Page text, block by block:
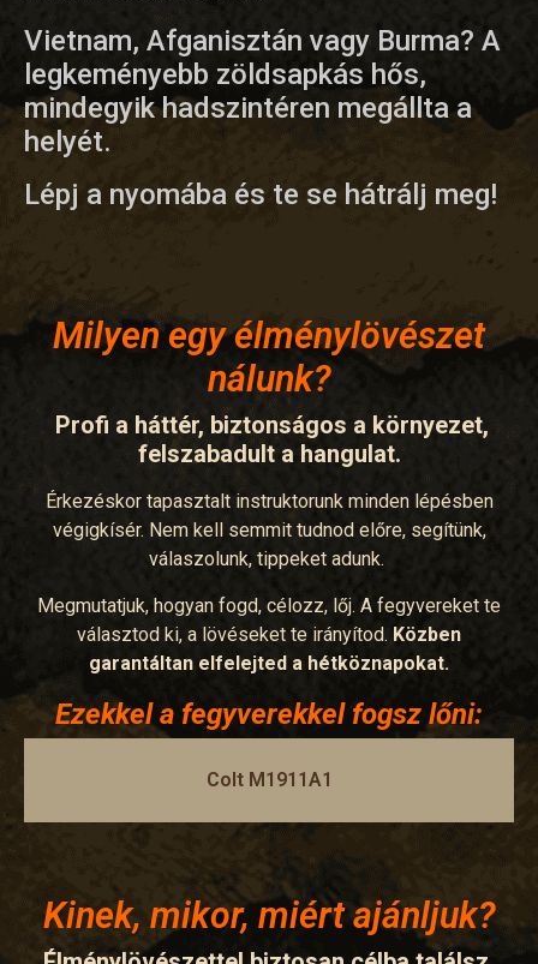
Vietnam, Afganisztán vagy Burma? A
legkeményebb zöldsapkás hős,
mindegyik hadszintéren megállta a
helyét.
Lépj a nyomába és te se hátrálj meg!
Milyen egy élménylövészet
nálunk?
Profi a háttér, biztonságos a környezet,
felszabadult a hangulat.
Érkezéskor tapasztalt instruktorunk minden lépésben
végigkísér. Nem kell semmit tudnod előre, segítünk,
válaszolunk, tippeket adunk.
Megmutatjuk, hogyan fogd, célozz, lőj. A fegyvereket te
választod ki, a lövéseket te irányítod. Közben
garantáltan elfelejted a hétköznapokat.
Ezekkel a fegyverekkel fogsz lőni:
Colt M1911A1
Kinek, mikor, miért ajánljuk?